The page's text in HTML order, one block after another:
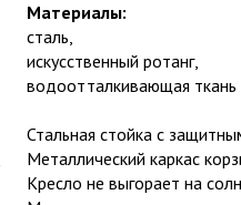
Материалы:
сталь,
искусственный ротанг,
водоотталкивающая
Стальная стойка с
Металлический каркас
Кресло не выгорает на